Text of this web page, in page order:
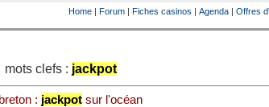
Home | Forum | Fiches casinos | Agenda | Offres
mots clefs : jackpot
: jackpotsur l'océan